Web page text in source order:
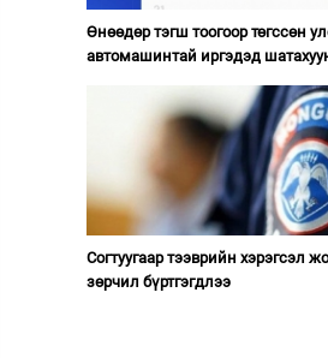
Өнөөдөр тэгш тоогоор төгссөн
автомашинтай иргэдэд
Согтуугаар тээврийн хэрэгсэл
зөрчил бүртгэгдлээ